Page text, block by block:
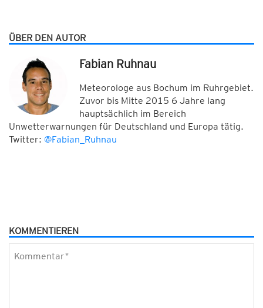
ÜBER DEN AUTOR
Fabian Ruhnau
Meteorologe aus Bochum im Ruhrgebiet.
Zuvor bis Mitte 2015 6 Jahre lang
hauptsächlich im Bereich
Unwetterwarnungen für Deutschland und Europa tätig.
Twitter: @Fabian_Ruhnau
KOMMENTIEREN